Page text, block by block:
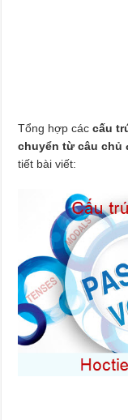
Tổng hợp cáccấu
chuyển từ câu chủ
tiết bài viết: